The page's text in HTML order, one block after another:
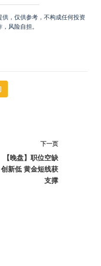
，仅供参考，不构成任何投资
风险自担。
下一页
【晚盘】职位空缺
创新低 黄金短线获
支撑